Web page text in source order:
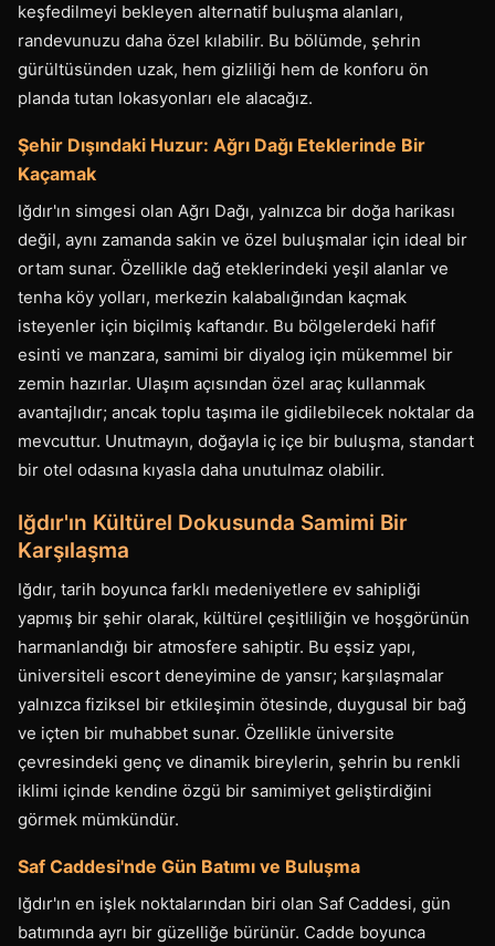
keşfedilmeyi bekleyen alternatif buluşma alanları,
randevunuzu daha özel kılabilir. Bu bölümde, şehrin
gürültüsünden uzak, hem gizliliği hem de konforu ön
planda tutan lokasyonları ele alacağız.
Şehir Dışındaki Huzur: Ağrı Dağı Eteklerinde Bir
Kaçamak
Iğdır'ın simgesi olan Ağrı Dağı, yalnızca bir doğa harikası
değil, aynı zamanda sakin ve özel buluşmalar için ideal bir
ortam sunar. Özellikle dağ eteklerindeki yeşil alanlar ve
tenha köy yolları, merkezin kalabalığından kaçmak
isteyenler için biçilmiş kaftandır. Bu bölgelerdeki hafif
esinti ve manzara, samimi bir diyalog için mükemmel bir
zemin hazırlar. Ulaşım açısından özel araç kullanmak
avantajlıdır; ancak toplu taşıma ile gidilebilecek noktalar da
mevcuttur. Unutmayın, doğayla iç içe bir buluşma, standart
bir otel odasına kıyasla daha unutulmaz olabilir.
Iğdır'ın Kültürel Dokusunda Samimi Bir
Karşılaşma
Iğdır, tarih boyunca farklı medeniyetlere ev sahipliği
yapmış bir şehir olarak, kültürel çeşitliliğin ve hoşgörünün
harmanlandığı bir atmosfere sahiptir. Bu eşsiz yapı,
üniversiteli escort deneyimine de yansır; karşılaşmalar
yalnızca fiziksel bir etkileşimin ötesinde, duygusal bir bağ
ve içten bir muhabbet sunar. Özellikle üniversite
çevresindeki genç ve dinamik bireylerin, şehrin bu renkli
iklimi içinde kendine özgü bir samimiyet geliştirdiğini
görmek mümkündür.
Saf Caddesi'nde Gün Batımı ve Buluşma
Iğdır'ın en işlek noktalarından biri olan Saf Caddesi, gün
batımında ayrı bir güzelliğe bürünür. Cadde boyunca